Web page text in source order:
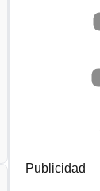
Publicidad